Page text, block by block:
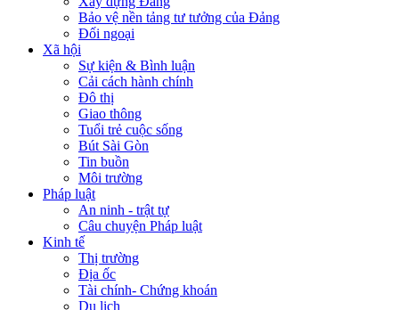
Bảo vệ nền tảng tư tưởng của Đảng
Đối ngoại
Xã hội
Sự kiện & Bình luận
Cải cách hành chính
Đô thị
Giao thông
Tuổi trẻ cuộc sống
Bút Sài Gòn
Tin buồn
Môi trường
Pháp luật
An ninh - trật tự
Câu chuyện Pháp luật
Kinh tế
Thị trường
Địa ốc
Tài chính- Chứng khoán
Du lịch